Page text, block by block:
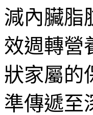
減內臟脂
效週轉營
狀家屬的
準傳遞至